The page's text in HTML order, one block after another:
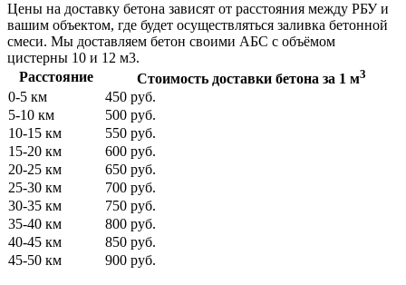
Цены на доставку бетона зависят от расстояния между РБУ и
вашим объектом, где будет осуществляться заливка бетонной
смеси. Мы доставляем бетон своими АБС с объёмом
цистерны 10 и 12 м3.
Расстояние
Стоимость доставки бетона за 1 м3
0-5 км
450 руб.
5-10 км
500 руб.
10-15 км
550 руб.
15-20 км
600 руб.
20-25 км
650 руб.
25-30 км
700 руб.
30-35 км
750 руб.
35-40 км
800 руб.
40-45 км
850 руб.
45-50 км
900 руб.